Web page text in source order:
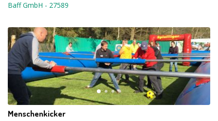
Baff GmbH - 27589
Menschenkicker